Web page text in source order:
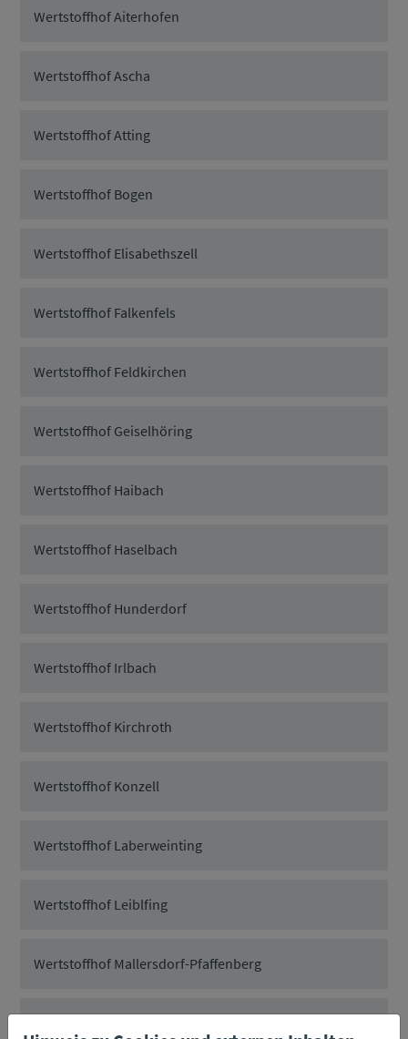
Wertstoffhof Aiterhofen
Wertstoffhof Ascha
Wertstoffhof Atting
Wertstoffhof Bogen
Wertstoffhof Elisabethszell
Wertstoffhof Falkenfels
Wertstoffhof Feldkirchen
Wertstoffhof Geiselhöring
Wertstoffhof Haibach
Wertstoffhof Haselbach
Wertstoffhof Hunderdorf
Wertstoffhof Irlbach
Wertstoffhof Kirchroth
Wertstoffhof Konzell
Wertstoffhof Laberweinting
Wertstoffhof Leiblfing
Wertstoffhof Mallersdorf-Pfaffenberg